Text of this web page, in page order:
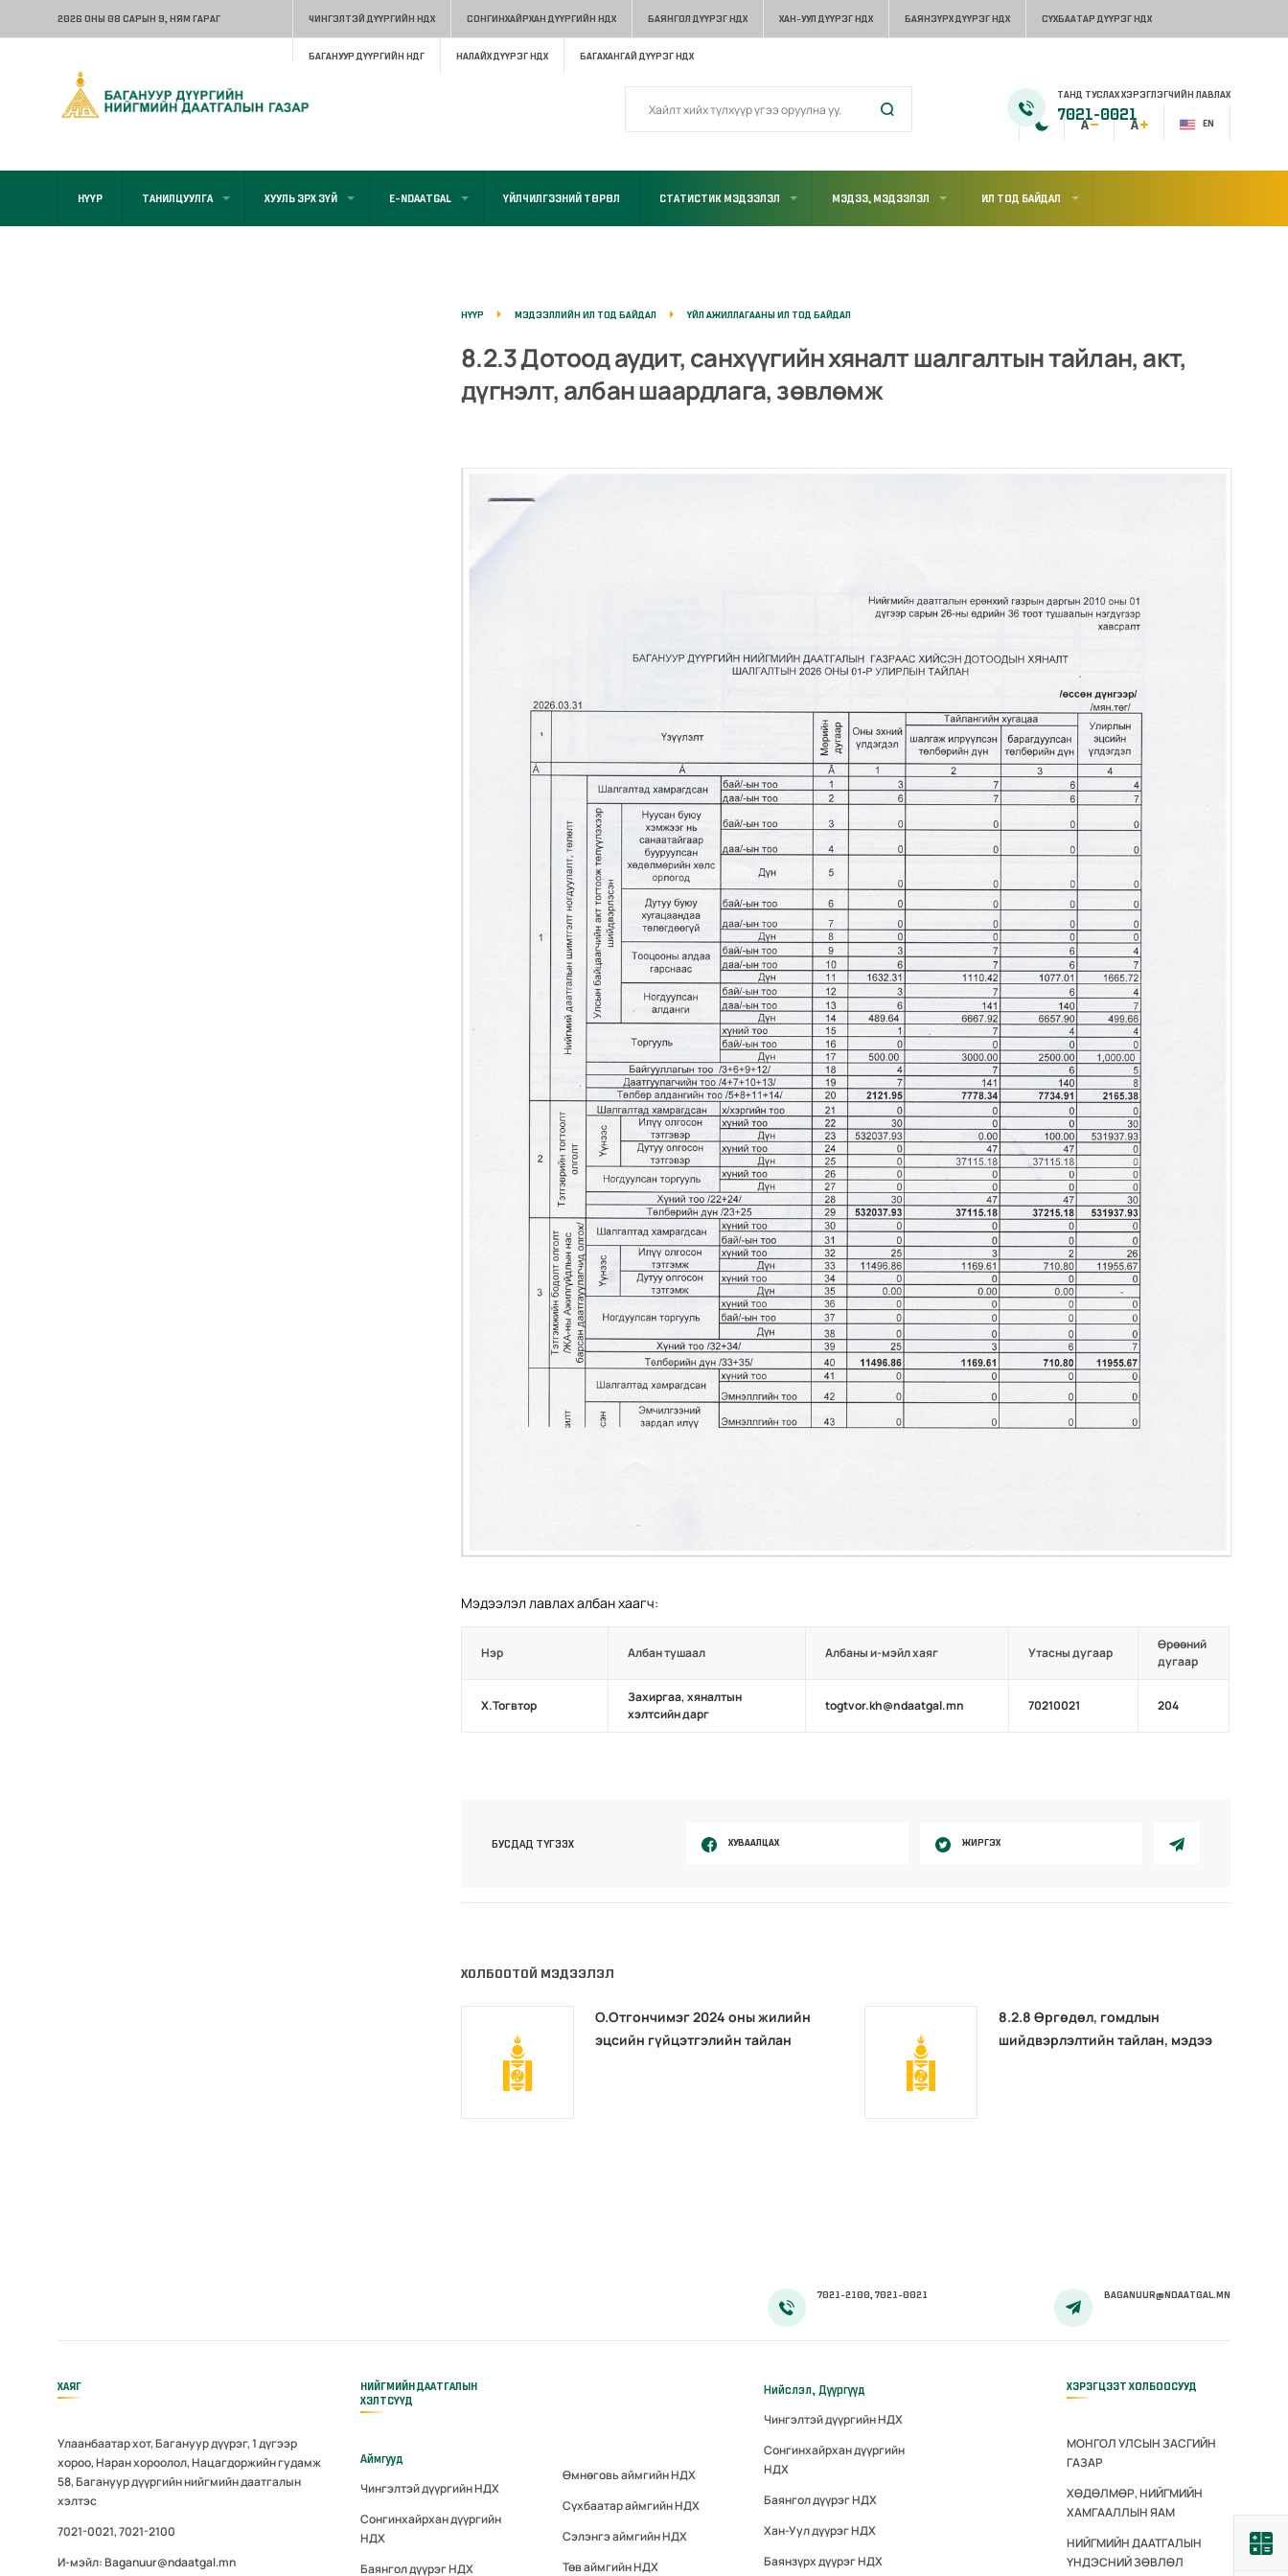
2026 ОНЫ 08 САРЫН 9, НЯМ ГАРАГ ЧИНГЭЛТЭЙ ДҮҮРГИЙН НДХ СОНГИНХАЙРХАН ДҮҮРГИЙН НДХ БАЯНГОЛ ДҮҮРЭГ НДХ ХАН-УУЛ ДҮҮРЭГ НДХ БАЯНЗҮРХ ДҮҮРЭГ НДХ СҮХБААТАР ДҮҮРЭГ НДХ
БАГАНУУР ДҮҮРГИЙН НДГ НАЛАЙХ ДҮҮРЭГ НДХ БАГАХАНГАЙ ДҮҮРЭГ НДХ
EN
ТАНД ТУСЛАХ ХЭРЭГЛЭГЧИЙН ЛАВЛАХ
7021-0021
НҮҮР ТАНИЛЦУУЛГА ХУУЛЬ ЭРХ ЗҮЙ E-NDAATGAL ҮЙЛЧИЛГЭЭНИЙ ТӨРӨЛ СТАТИСТИК МЭДЭЭЛЭЛ МЭДЭЭ, МЭДЭЭЛЭЛ ИЛ ТОД БАЙДАЛ
НҮҮР МЭДЭЭЛЛИЙН ИЛ ТОД БАЙДАЛ ҮЙЛ АЖИЛЛАГААНЫ ИЛ ТОД БАЙДАЛ
8.2.3 Дотоод аудит, санхүүгийн хяналт шалгалтын тайлан, акт,
дүгнэлт, албан шаардлага, зөвлөмж
Мэдээлэл лавлах албан хаагч:
Нэр Албан тушаал Албаны и-мэйл хаяг Утасны дугаар
Өрөөний
дугаар
Х.Тогвтор
Захиргаа, хяналтын
хэлтсийн дарг
togtvor.kh@ndaatgal.mn 70210021 204
БУСДАД ТҮГЭЭХ ХУВААЛЦАХ ЖИРГЭХ
ХОЛБООТОЙ МЭДЭЭЛЭЛ
О.Отгончимэг 2024 оны жилийн
эцсийн гүйцэтгэлийн тайлан
8.2.8 Өргөдөл, гомдлын
шийдвэрлэлтийн тайлан, мэдээ
7021-2100, 7021-0021 BAGANUUR@NDAATGAL.MN
ХАЯГ
Улаанбаатар хот, Багануур дүүрэг, 1 дүгээр
хороо, Наран хороолол, Нацагдоржийн гудамж
58, Багануур дүүргийн нийгмийн даатгалын
хэлтэс
7021-0021, 7021-2100
И-мэйл: Baganuur@ndaatgal.mn
НИЙГМИЙН ДААТГАЛЫН
ХЭЛТСҮҮД
Аймгууд
Чингэлтэй дүүргийн НДХ
Сонгинхайрхан дүүргийн
НДХ
Баянгол дүүрэг НДХ
Өмнөговь аймгийн НДХ
Сүхбаатар аймгийн НДХ
Сэлэнгэ аймгийн НДХ
Төв аймгийн НДХ
Нийслэл, Дүүргүүд
Чингэлтэй дүүргийн НДХ
Сонгинхайрхан дүүргийн
НДХ
Баянгол дүүрэг НДХ
Хан-Уул дүүрэг НДХ
Баянзүрх дүүрэг НДХ
ХЭРЭГЦЭЭТ ХОЛБООСУУД
МОНГОЛ УЛСЫН ЗАСГИЙН
ГАЗАР
ХӨДӨЛМӨР, НИЙГМИЙН
ХАМГААЛЛЫН ЯАМ
НИЙГМИЙН ДААТГАЛЫН
ҮНДЭСНИЙ ЗӨВЛӨЛ